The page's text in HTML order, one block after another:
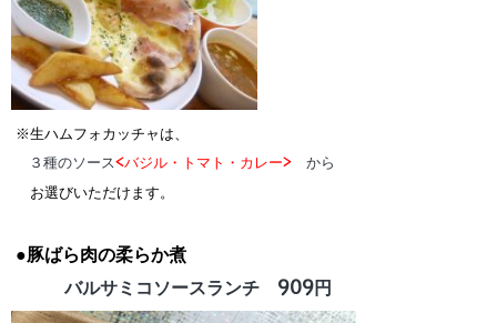
※生ハムフォカッチャは、
３種のソース<バジル・トマト・カレー> から
お選びいただけます。
●豚ばら肉の柔らか煮
バルサミコソースランチ 909円